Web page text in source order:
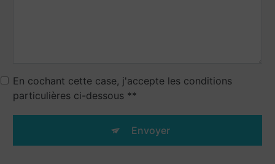
En cochant cette case, j'accepte les conditions
particulières ci-dessous **
Envoyer